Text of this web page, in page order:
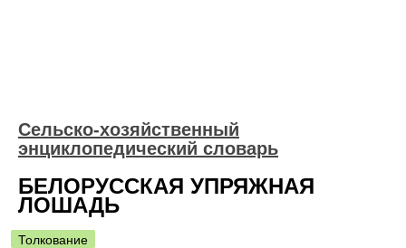
Сельско-хозяйственный
энциклопедический словарь
БЕЛОРУССКАЯ УПРЯЖНАЯ
ЛОШАДЬ
Толкование